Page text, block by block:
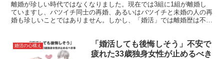
離婚が珍しい時代ではなくなりました。現在では3組に1組が離婚し
ていますし、バツイチ同士の再婚、あるいはバツイチと未婚の人の再
婚も珍しいことではありません。しかし、「婚活」では離婚歴は不利
ね。
婚活の心構え
「婚活しても後悔しそう」不安で
疲れた33歳独身女性が止めるべき